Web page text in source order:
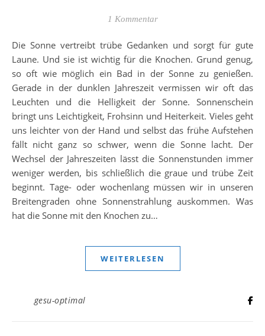
1 Kommentar
Die Sonne vertreibt trübe Gedanken und sorgt für gute
Laune. Und sie ist wichtig für die Knochen. Grund genug,
so oft wie möglich ein Bad in der Sonne zu genießen.
Gerade in der dunklen Jahreszeit vermissen wir oft das
Leuchten und die Helligkeit der Sonne. Sonnenschein
bringt uns Leichtigkeit, Frohsinn und Heiterkeit. Vieles geht
uns leichter von der Hand und selbst das frühe Aufstehen
fällt nicht ganz so schwer, wenn die Sonne lacht. Der
Wechsel der Jahreszeiten lässt die Sonnenstunden immer
weniger werden, bis schließlich die graue und trübe Zeit
beginnt. Tage- oder wochenlang müssen wir in unseren
Breitengraden ohne Sonnenstrahlung auskommen. Was
hat die Sonne mit den Knochen zu…
WEITERLESEN
gesu-optimal